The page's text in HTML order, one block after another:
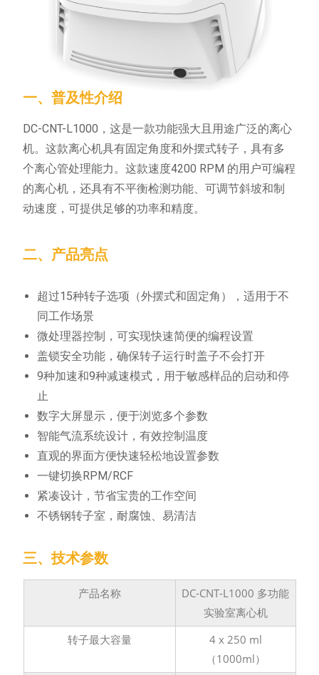
一、普及性介绍
DC-CNT-L1000，这是一款功能强大且用途广泛的离心
机。这款离心机具有固定角度和外摆式转子，具有多
个离心管处理能力。这款速度4200 RPM 的用户可编程
的离心机，还具有不平衡检测功能、可调节斜坡和制
动速度，可提供足够的功率和精度。
二、产品亮点
超过15种转子选项（外摆式和固定角），适用于不
同工作场景
微处理器控制，可实现快速简便的编程设置
盖锁安全功能，确保转子运行时盖子不会打开
9种加速和9种减速模式，用于敏感样品的启动和停
止
数字大屏显示，便于浏览多个参数
智能气流系统设计，有效控制温度
直观的界面方便快速轻松地设置参数
一键切换RPM/RCF
紧凑设计，节省宝贵的工作空间
不锈钢转子室，耐腐蚀、易清洁
三、技术参数
产品名称
DC-CNT-L1000 多功能
实验室离心机
转子最大容量
4 x 250 ml
（1000ml）